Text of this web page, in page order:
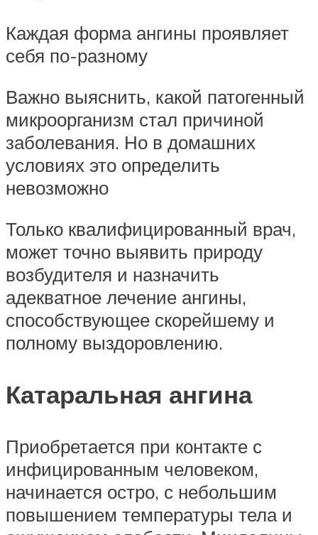
Каждая форма ангины проявляет
себя по-разному
Важно выяснить, какой патогенный
микроорганизм стал причиной
заболевания. Но в домашних
условиях это определить
невозможно
Только квалифицированный врач,
может точно выявить природу
возбудителя и назначить
адекватное лечение ангины,
способствующее скорейшему и
полному выздоровлению.
Катаральная ангина
Приобретается при контакте с
инфицированным человеком,
начинается остро, с небольшим
повышением температуры тела и